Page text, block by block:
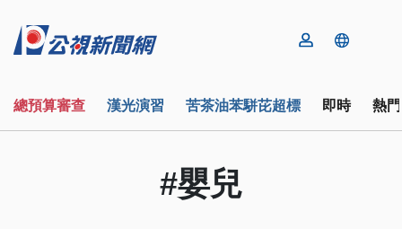
總預算審查 漢光演習 苦茶油苯駢芘超標 即時 熱
#嬰兒